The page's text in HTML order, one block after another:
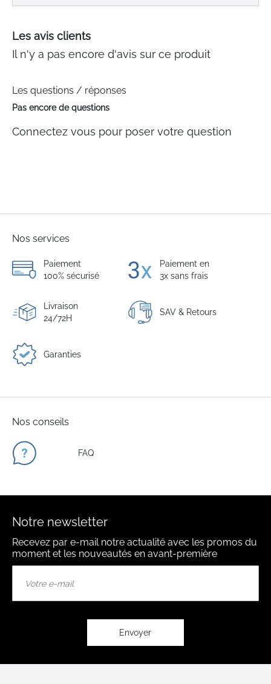
Les avis clients
Il n'y a pas encore d'avis sur ce produit
Les questions / réponses
Pas encore de questions
Connectez vous pour poser votre question
Nos services
Paiement
100% sécurisé
Paiement en
3x sans frais
Livraison
24/72H
SAV & Retours
Garanties
Nos conseils
FAQ
Notre newsletter
Recevez par e-mail notre actualité avec les promos du
moment et les nouveautés en avant-première
Envoyer